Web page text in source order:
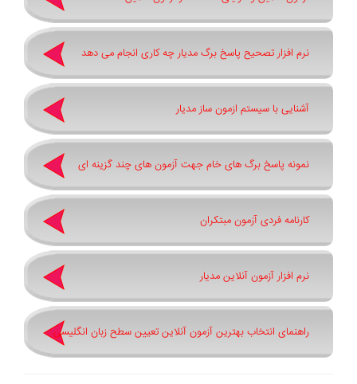
نرم افزار تصحیح پاسخ برگ مدیار چه کاری انجام می دهد
آشنایی با سیستم ازمون ساز مدیار
نمونه پاسخ برگ های خام جهت آزمون های چند گزینه ای
کارنامه فردی آزمون مبتکران
نرم افزار آزمون آنلاین مدیار
راهنمای انتخاب بهترین آزمون آنلاین تعیین سطح زبان انگلیسی